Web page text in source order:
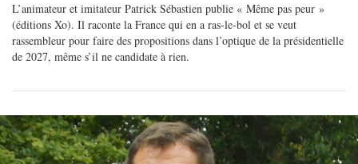
L’animateur et imitateur Patrick Sébastien publie « Même pas peur »
(éditions Xo). Il raconte la France qui en a ras-le-bol et se veut
rassembleur pour faire des propositions dans l’optique de la présidentielle
de 2027, même s’il ne candidate à rien.